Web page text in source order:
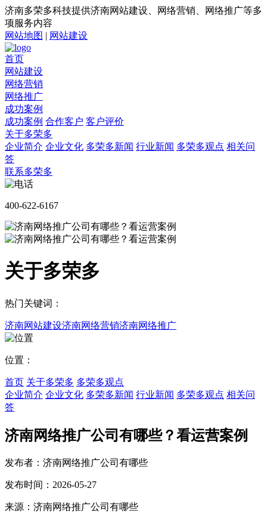
济南多荣多科技提供济南网站建设、网络营销、网络推广等多
项服务内容
网站地图 | 网站建设
首页
网站建设
网络营销
网络推广
成功案例
成功案例 合作客户 客户评价
关于多荣多
企业简介 企业文化 多荣多新闻 行业新闻 多荣多观点 相关问
答
联系多荣多
400-622-6167
关于多荣多
热门关键词：
济南网站建设济南网络营销济南网络推广
位置：
首页 关于多荣多 多荣多观点
企业简介 企业文化 多荣多新闻 行业新闻 多荣多观点 相关问
答
济南网络推广公司有哪些？看运营案例
发布者：济南网络推广公司有哪些
发布时间：2026-05-27
来源：济南网络推广公司有哪些